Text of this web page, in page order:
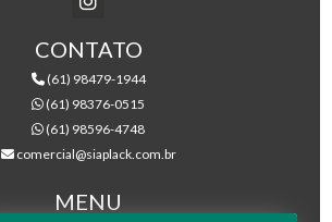
CONTATO
(61) 98479-1944
(61) 98376-0515
(61) 98596-4748
comercial@siaplack.com.br
MENU